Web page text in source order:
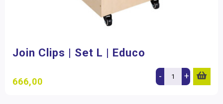
Join Clips | Set L | Educo
666,00 - +